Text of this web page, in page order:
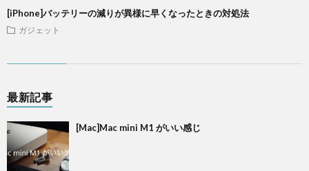
[iPhone]バッテリーの減りが異様に早くなったときの対処法
ガジェット
最新記事
[Mac]Mac mini M1 がいい感じ